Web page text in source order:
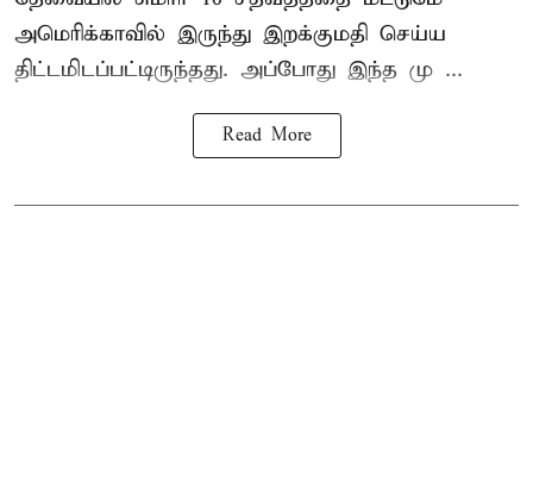
அமெரிக்காவில் இருந்து இறக்குமதி செய்ய
திட்டமிடப்பட்டிருந்தது. அப்போது இந்த மு ...
Read More